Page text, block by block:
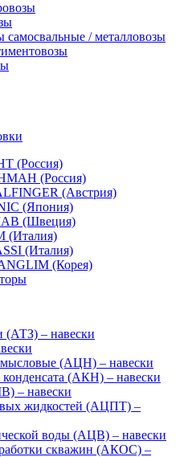
/ металловозы
(Россия)
(Россия)
(Австрия)
(Япония)
(Швеция)
(Италия)
(Италия)
(Корея)
(АТЗ) – навески
(АЦН) – навески
конденсата (АКН) – навески
– навески
жидкостей (АЦПТ) –
воды (АЦВ) – навески
скважин (АКОС) –